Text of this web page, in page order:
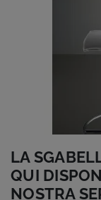
LA
QUI
NOSTRA